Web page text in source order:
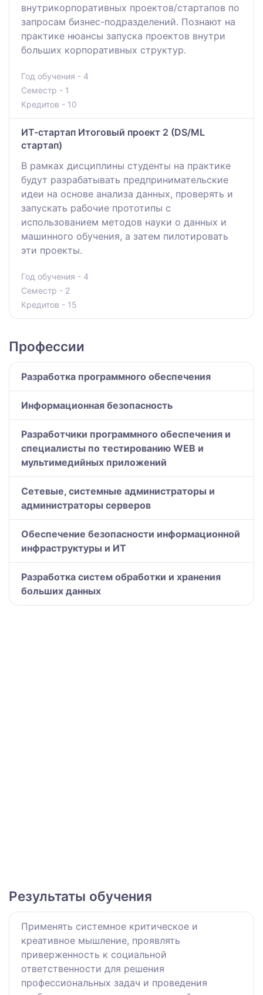
внутрикорпоративных проектов/стартапов по
запросам бизнес-подразделений. Познают на
практике нюансы запуска проектов внутри
больших корпоративных структур.
Год обучения - 4
Семестр - 1
Кредитов - 10
ИТ-стартап Итоговый проект 2 (DS/ML
стартап)
В рамках дисциплины студенты на практике
будут разрабатывать предпринимательские
идеи на основе анализа данных, проверять и
запускать рабочие прототипы с
использованием методов науки о данных и
машинного обучения, а затем пилотировать
эти проекты.
Год обучения - 4
Семестр - 2
Кредитов - 15
Профессии
Разработка программного обеспечения
Информационная безопасность
Разработчики программного обеспечения и
специалисты по тестированию WEB и
мультимедийных приложений
Сетевые, системные администраторы и
администраторы серверов
Обеспечение безопасности информационной
инфраструктуры и ИТ
Разработка систем обработки и хранения
больших данных
Результаты обучения
Применять системное критическое и
креативное мышление, проявлять
приверженность к социальной
ответственности для решения
профессиональных задач и проведения